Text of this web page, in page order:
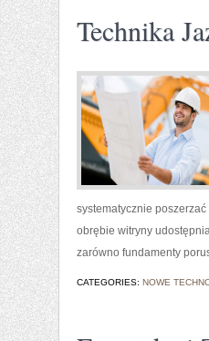
Technika
systematycznie
obrębie witryny
zarówno fundamenty
CATEGORIES: NOWE